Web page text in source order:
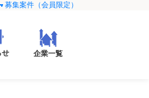
募集案件（会員限定）
せ 企業一覧